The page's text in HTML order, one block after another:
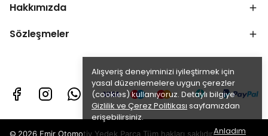
Alışveriş deneyiminizi iyileştirmek için
yasal düzenlemelere uygun çerezler
(cookies) kullanıyoruz. Detaylı bilgiye
Gizlilik ve Çerez Politikası sayfamızdan
erişebilirsiniz.
Anladım
Hakkımızda
Sözleşmeler
2026 Emir Otomotiv Yedek Parça Tüm hakları saklıdır.